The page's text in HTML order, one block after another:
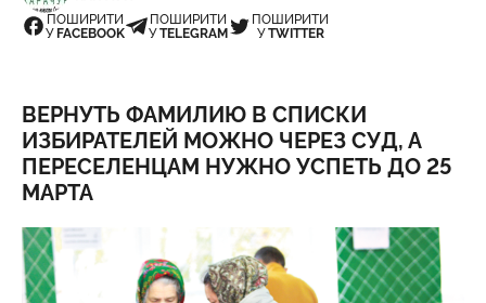
ПОШИРИТИ
У FACEBOOK
ПОШИРИТИ
УTELEGRAM
ПОШИРИТИ
УTWITTER
ВЕРНУТЬ ФАМИЛИЮ В СПИСКИ
ИЗБИРАТЕЛЕЙ МОЖНО ЧЕРЕЗ СУД, А
ПЕРЕСЕЛЕНЦАМ НУЖНО УСПЕТЬ ДО 25
МАРТА